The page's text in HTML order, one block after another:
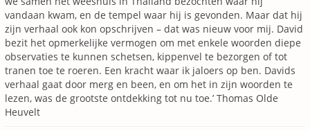
vandaan kwam, en de tempel waar hij is gevonden. Maar dat hij
zijn verhaal ook kon opschrijven – dat was nieuw voor mij. David
bezit het opmerkelijke vermogen om met enkele woorden diepe
observaties te kunnen schetsen, kippenvel te bezorgen of tot
tranen toe te roeren. Een kracht waar ik jaloers op ben. Davids
verhaal gaat door merg en been, en om het in zijn woorden te
lezen, was de grootste ontdekking tot nu toe.’ Thomas Olde
Heuvelt